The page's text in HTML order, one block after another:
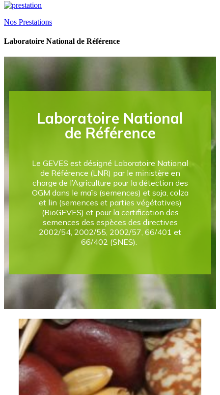
Nos Prestations
Laboratoire National de Référence
Laboratoire National
de Référence
Le GEVES est désigné Laboratoire National
de Référence (LNR) par le ministère en
charge de l’Agriculture pour la détection des
OGM dans le maïs (semences) et soja, colza
et lin (semences et parties végétatives)
(BioGEVES) et pour la certification des
semences des espèces des directives
2002/54, 2002/55, 2002/57, 66/401 et
66/402 (SNES).